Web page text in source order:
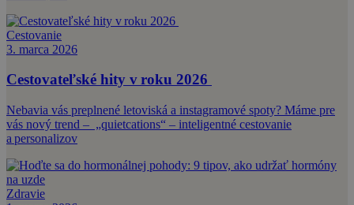
Cestovanie
3. marca 2026
Cestovateľské hity v roku 2026
Nebavia vás preplnené letoviská a instagramové spoty? Máme pre
vás nový trend – „quietcations“ – inteligentné cestovanie
a personalizov
Zdravie